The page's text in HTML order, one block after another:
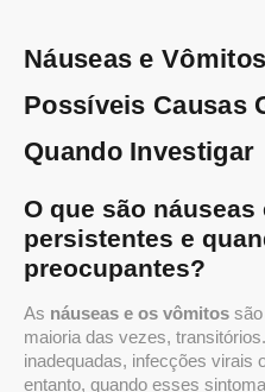
Náuseas e
Possíveis Causas
Quando Investigar
O que são náuseas
persistentes e
preocupantes?
As náuseas e os vômitos
maioria das vezes,
inadequadas, infecções virais
entanto, quando esses